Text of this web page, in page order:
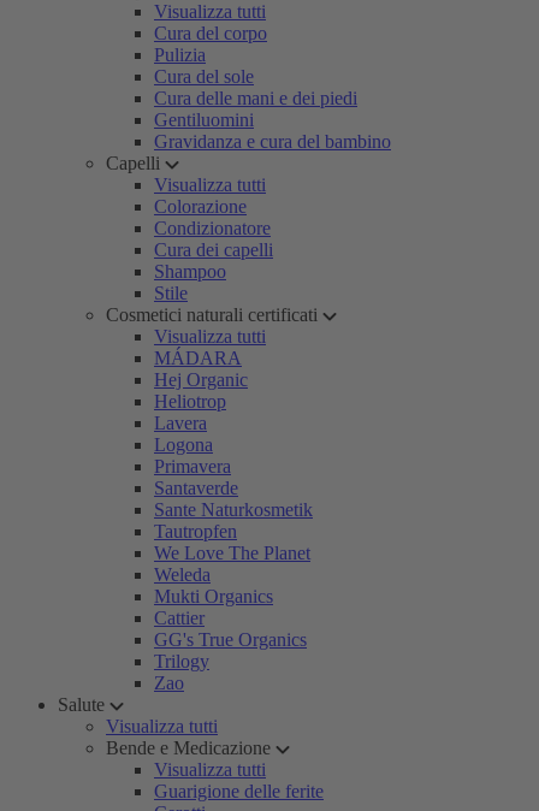
Visualizza tutti
Cura del corpo
Pulizia
Cura del sole
Cura delle mani e dei piedi
Gentiluomini
Gravidanza e cura del bambino
Capelli
Visualizza tutti
Colorazione
Condizionatore
Cura dei capelli
Shampoo
Stile
Cosmetici naturali certificati
Visualizza tutti
MÁDARA
Hej Organic
Heliotrop
Lavera
Logona
Primavera
Santaverde
Sante Naturkosmetik
Tautropfen
We Love The Planet
Weleda
Mukti Organics
Cattier
GG's True Organics
Trilogy
Zao
Salute
Visualizza tutti
Bende e Medicazione
Visualizza tutti
Guarigione delle ferite